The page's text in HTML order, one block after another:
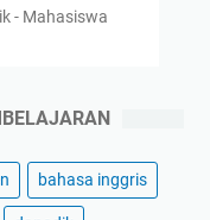
- Mahasiswa
bahasa inggris